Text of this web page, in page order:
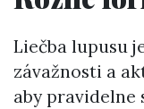
Liečba lupusu
závažnosti a
aby pravidelne